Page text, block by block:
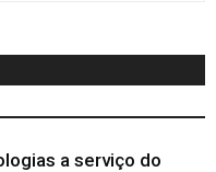
a serviço do